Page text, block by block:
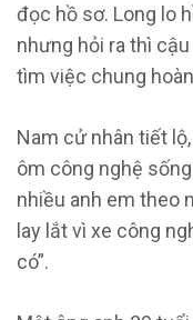
đọc hồ sơ. Long lo
nhưng hỏi ra thì
tìm việc chung
Nam cử nhân tiết
ôm công nghệ
nhiều anh em theo
lay lắt vì xe công
có”.